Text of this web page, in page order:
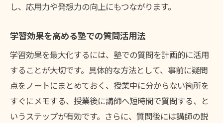
塾での小さな疑問を拾う工夫とは
塾を活用した質問力育成のステップ
主体的な質問が成績向上に導く秘訣
塾の質問が成績向上に繋がる理由
塾での質問が学習意欲を高める効果
塾で主体的に質問できる環境づくり
し、応用力や発想力の向上にもつながります。
学習効果を高める塾での質問活用法
学習効果を最大化するには、塾での質問を計画的に活用
することが大切です。具体的な方法として、事前に疑問
点をノートにまとめておく、授業中に分からない箇所を
すぐにメモする、授業後に講師へ短時間で質問する、と
いうステップが有効です。さらに、質問後には講師の説